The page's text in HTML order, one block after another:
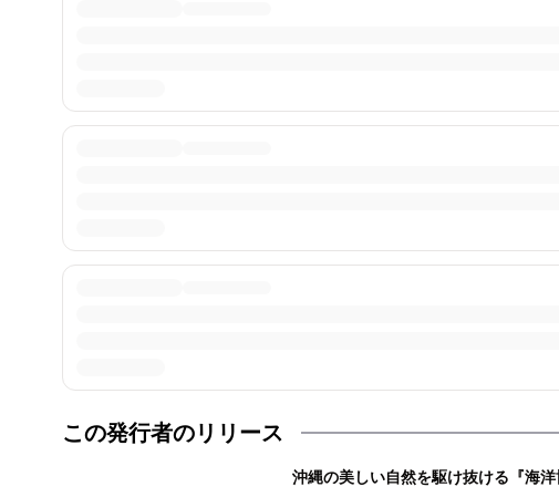
この発行者のリリース
沖縄の美しい自然を駆け抜ける『海